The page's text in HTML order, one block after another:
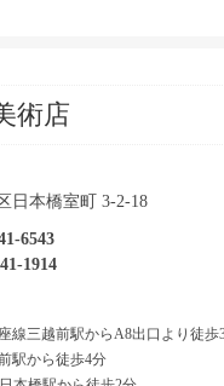
術店
日本橋室町 3-2-18
6543
1914
線三越前駅からA8出口より徒歩
駅から徒歩4分